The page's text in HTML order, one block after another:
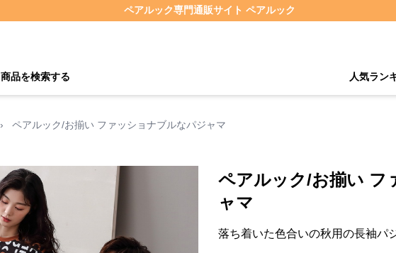
ペアルック専門通販サイト ペアルック
商品を検索する 人気ラン
› ペアルック/お揃い ファッショナブルなパジャマ
ペアルック/お揃い フ
ャマ
落ち着いた色合いの秋用の長袖パ